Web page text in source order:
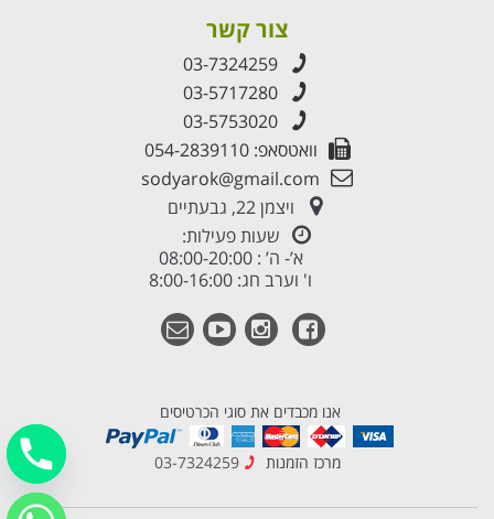
צור קשר
03-7324259
03-5717280
03-5753020
וואטסאפ: 054-2839110
sodyarok@gmail.com
ויצמן 22, גבעתיים
שעות פעילות:
א’- ה’ : 08:00-20:00
ו' וערב חג: 8:00-16:00
אנו מכבדים את סוגי הכרטיסים
מרכז הזמנות 03-7324259